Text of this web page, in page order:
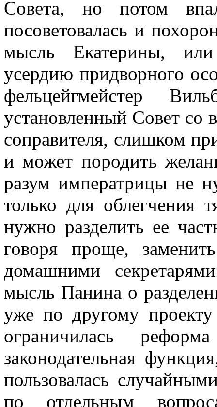
Совета, но потом
посоветовалась и
мысль Екатерины,
усердию придворного
фельцейгмейстер
установленный Совет со
соправителя, слишком
и может породить
разум императрицы не
только для облегчения
нужно разделить ее
говоря проще,
домашними
мысль Панина о
уже по другому
ограничилась
законодательная
пользовалась
по отдельным